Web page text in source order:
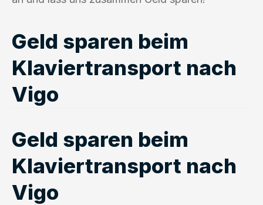
Geld sparen beim
Klaviertransport nach
Vigo
Geld sparen beim
Klaviertransport nach
Vigo